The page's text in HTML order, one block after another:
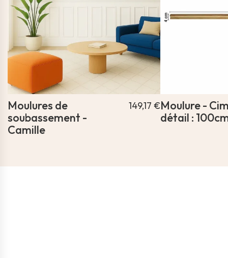
Moulures de
soubassement -
Camille
149,17 €Moulure -
détail :